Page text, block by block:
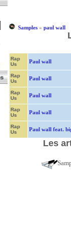
Samples» paul wall
Rap
Us
Paul wall
Rap
Us
Paul wall
Rap
Us
Paul wall
Rap
Us
Paul wall
Rap
Us
Paul wall feat.
Les